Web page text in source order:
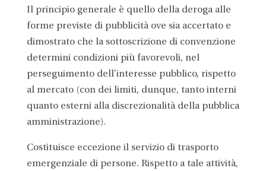
Il principio generale è quello della deroga alle
forme previste di pubblicità ove sia accertato e
dimostrato che la sottoscrizione di convenzione
determini condizioni più favorevoli, nel
perseguimento dell’interesse pubblico, rispetto
al mercato (con dei limiti, dunque, tanto interni
quanto esterni alla discrezionalità della pubblica
amministrazione).
Costituisce eccezione il servizio di trasporto
emergenziale di persone. Rispetto a tale attività,